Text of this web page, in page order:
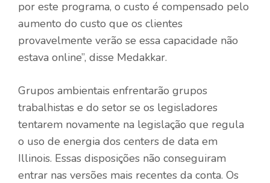
por este programa, o custo é compensado pelo
aumento do custo que os clientes
provavelmente verão se essa capacidade não
estava online”, disse Medakkar.
Grupos ambientais enfrentarão grupos
trabalhistas e do setor se os legisladores
tentarem novamente na legislação que regula
o uso de energia dos centers de data em
Illinois. Essas disposições não conseguiram
entrar nas versões mais recentes da conta. Os